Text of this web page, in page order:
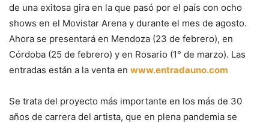
de una exitosa gira en la que pasó por el país con ocho
shows en el Movistar Arena y durante el mes de agosto.
Ahora se presentará en Mendoza (23 de febrero), en
Córdoba (25 de febrero) y en Rosario (1° de marzo). Las
entradas están a la venta en www.entradauno.com
Se trata del proyecto más importante en los más de 30
años de carrera del artista, que en plena pandemia se